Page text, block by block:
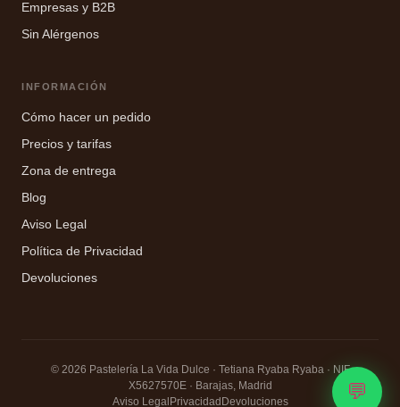
Empresas y B2B
Sin Alérgenos
INFORMACIÓN
Cómo hacer un pedido
Precios y tarifas
Zona de entrega
Blog
Aviso Legal
Política de Privacidad
Devoluciones
© 2026 Pastelería La Vida Dulce · Tetiana Ryaba Ryaba · NIF
X5627570E · Barajas, Madrid
Aviso Legal Privacidad Devoluciones 💬